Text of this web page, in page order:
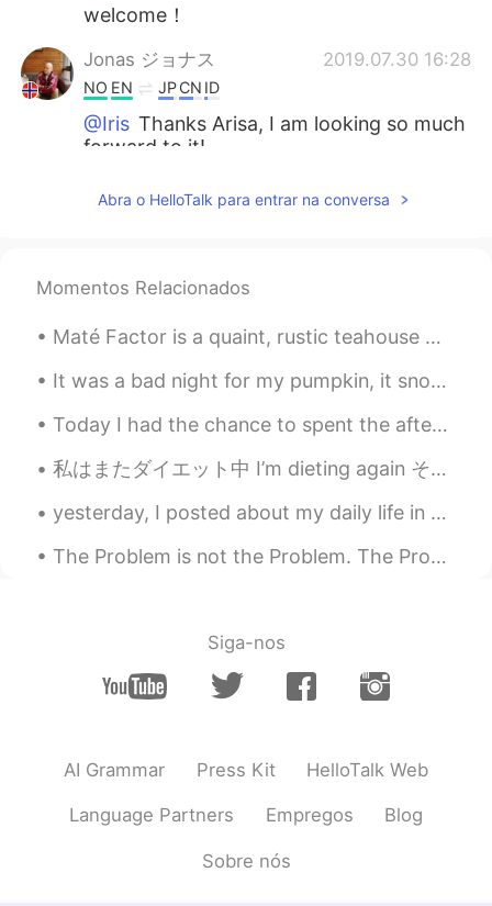
welcome！
Jonas ジョナス 2019.07.30 16:28
NO EN JPCN ID
@Iris Thanks Arisa, I am looking so much
forward to it!
Jonas ジョナス 2019.07.30 16:27
とばを見るだけで頭が痛くなる。書き方絶
marei.yamada 2019.07.30 15:58
JP CN
仕事 の
最後の日だった。
これからも、皆頑張ってください。
から、
ワーホリを楽しむ
これからページをめ って 新しい章
新しい人生のページをめ く って 、プロ
ローグを 紡ぎ 始めます
Abra o HelloTalk para entrar na conversa
Momentos Relacionados
Maté Factor is a quaint, rustic teahouse with a patio featuring Yerba mate beverages, sandwiches ...
It was a bad night for my pumpkin, it snowed a little, then I think 🦝 racoons came and ate his fa...
Today I had the chance to spent the afternoon with a few friends and I was happy to also spend so...
私はまたダイエット中 I’m dieting again そして筋トレもしてるので、食べ物を厳しくて選べなきゃ And I’m also weight training, so I have ...
yesterday, I posted about my daily life in America as an Asian-American so here’s some food I eat...
The Problem is not the Problem. The Problem is that you let the Problem consume your mind. Capri...
Siga-nos
AI Grammar Press Kit HelloTalk Web
Language Partners Empregos Blog
Sobre nós